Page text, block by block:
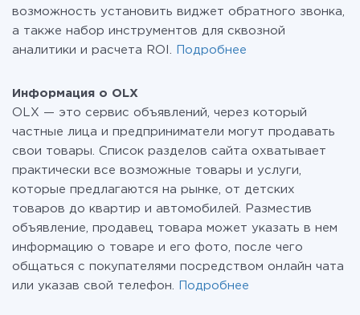
возможность установить виджет обратного звонка,
а также набор инструментов для сквозной
аналитики и расчета ROI.
Подробнее
Информация о OLX
OLX — это сервис объявлений, через который
частные лица и предприниматели могут продавать
свои товары. Список разделов сайта охватывает
практически все возможные товары и услуги,
которые предлагаются на рынке, от детских
товаров до квартир и автомобилей. Разместив
объявление, продавец товара может указать в нем
информацию о товаре и его фото, после чего
общаться с покупателями посредством онлайн чата
или указав свой телефон.
Подробнее